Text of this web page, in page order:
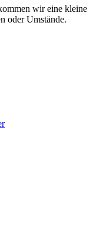
wir eine kleine
oder Umstände.